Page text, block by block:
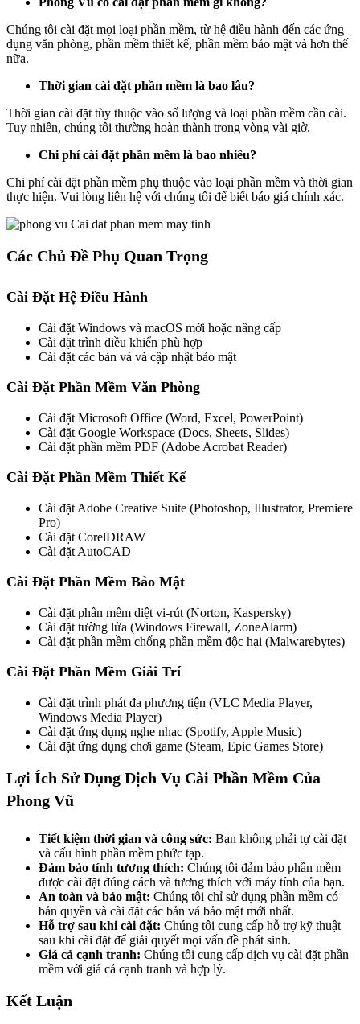
Chúng tôi cài đặt mọi loại phần mềm, từ hệ điều hành đến các ứng
dụng văn phòng, phần mềm thiết kế, phần mềm bảo mật và hơn thế
nữa.
Thời gian cài đặt phần mềm là bao lâu?
Thời gian cài đặt tùy thuộc vào số lượng và loại phần mềm cần cài.
Tuy nhiên, chúng tôi thường hoàn thành trong vòng vài giờ.
Chi phí cài đặt phần mềm là bao nhiêu?
Chi phí cài đặt phần mềm phụ thuộc vào loại phần mềm và thời gian
thực hiện. Vui lòng liên hệ với chúng tôi để biết báo giá chính xác.
Các Chủ Đề Phụ Quan Trọng
Cài Đặt Hệ Điều Hành
Cài đặt Windows và macOS mới hoặc nâng cấp
Cài đặt trình điều khiển phù hợp
Cài đặt các bản vá và cập nhật bảo mật
Cài Đặt Phần Mềm Văn Phòng
Cài đặt Microsoft Office (Word, Excel, PowerPoint)
Cài đặt Google Workspace (Docs, Sheets, Slides)
Cài đặt phần mềm PDF (Adobe Acrobat Reader)
Cài Đặt Phần Mềm Thiết Kế
Cài đặt Adobe Creative Suite (Photoshop, Illustrator, Premiere
Pro)
Cài đặt CorelDRAW
Cài đặt AutoCAD
Cài Đặt Phần Mềm Bảo Mật
Cài đặt phần mềm diệt vi-rút (Norton, Kaspersky)
Cài đặt tường lửa (Windows Firewall, ZoneAlarm)
Cài đặt phần mềm chống phần mềm độc hại (Malwarebytes)
Cài Đặt Phần Mềm Giải Trí
Cài đặt trình phát đa phương tiện (VLC Media Player,
Windows Media Player)
Cài đặt ứng dụng nghe nhạc (Spotify, Apple Music)
Cài đặt ứng dụng chơi game (Steam, Epic Games Store)
Lợi Ích Sử Dụng Dịch Vụ Cài Phần Mềm Của
Phong Vũ
Tiết kiệm thời gian và công sức: Bạn không phải tự cài đặt
và cấu hình phần mềm phức tạp.
Đảm bảo tính tương thích: Chúng tôi đảm bảo phần mềm
được cài đặt đúng cách và tương thích với máy tính của bạn.
An toàn và bảo mật: Chúng tôi chỉ sử dụng phần mềm có
bản quyền và cài đặt các bản vá bảo mật mới nhất.
Hỗ trợ sau khi cài đặt: Chúng tôi cung cấp hỗ trợ kỹ thuật
sau khi cài đặt để giải quyết mọi vấn đề phát sinh.
Giá cả cạnh tranh: Chúng tôi cung cấp dịch vụ cài đặt phần
mềm với giá cả cạnh tranh và hợp lý.
Kết Luận